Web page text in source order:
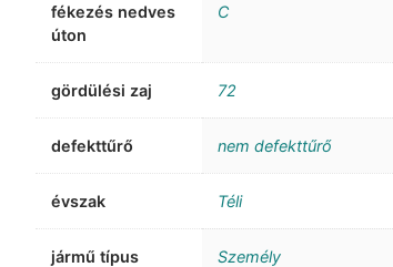
fékezés nedves
úton
C
gördülési zaj 72
defekttűrő nem defekttűrő
évszak Téli
jármű típus Személy